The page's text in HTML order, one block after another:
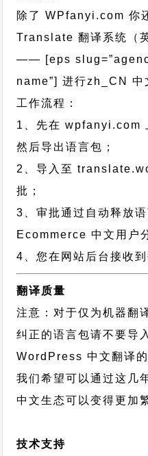
除了 WPfanyi.com 你
Translate 翻译系统（
—— [eps
name”]进行zh_CN
中
工作流程：
1、先在 wpfanyi.com
然后导出语言包；
2、导入至
批；
3、审批通过自动释放
Ecommerce 中文用户
4、您在网站后台接收到
翻译质量
注意：对于仅为机器翻
纠正的语言包请不要导
WordPress 中文翻译的
我们希望可以通过这几
中文生态可以变得更加
技术支持